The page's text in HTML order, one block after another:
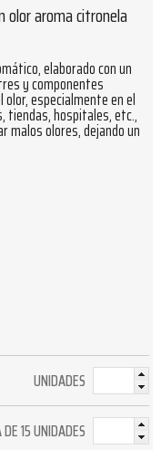
olor aroma citronela
elaborado con un
y componentes
especialmente en el
tiendas, hospitales, etc.,
malos olores, dejando un
UNIDADES
DE 15 UNIDADES